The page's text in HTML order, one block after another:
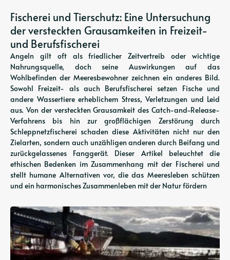
Fischerei und Tierschutz: Eine Untersuchung
der versteckten Grausamkeiten in Freizeit-
und Berufsfischerei
Angeln gilt oft als friedlicher Zeitvertreib oder wichtige
Nahrungsquelle, doch seine Auswirkungen auf das
Wohlbefinden der Meeresbewohner zeichnen ein anderes Bild.
Sowohl Freizeit- als auch Berufsfischerei setzen Fische und
andere Wassertiere erheblichem Stress, Verletzungen und Leid
aus. Von der versteckten Grausamkeit des Catch-and-Release-
Verfahrens bis hin zur großflächigen Zerstörung durch
Schleppnetzfischerei schaden diese Aktivitäten nicht nur den
Zielarten, sondern auch unzähligen anderen durch Beifang und
zurückgelassenes Fanggerät. Dieser Artikel beleuchtet die
ethischen Bedenken im Zusammenhang mit der Fischerei und
stellt humane Alternativen vor, die das Meeresleben schützen
und ein harmonisches Zusammenleben mit der Natur fördern